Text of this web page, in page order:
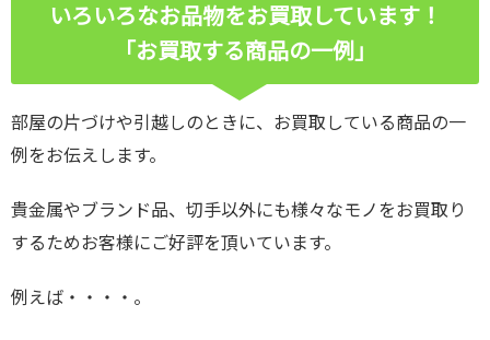
いろいろなお品物をお買取しています！
「お買取する商品の一例」
部屋の片づけや引越しのときに、お買取している商品の一
例をお伝えします。
貴金属やブランド品、切手以外にも様々なモノをお買取り
するためお客様にご好評を頂いています。
例えば・・・・。